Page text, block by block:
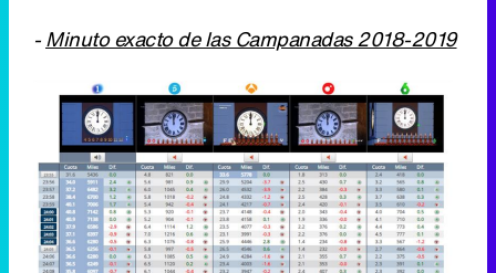
-Minuto exacto de las Campanadas 2018-2019